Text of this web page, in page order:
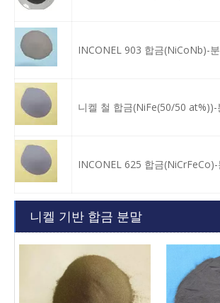
INCONEL 903 합금(NiCoNb)-
니켈 철 합금(NiFe(50/50 at%))-
INCONEL 625 합금
니켈 기반 합금 분말